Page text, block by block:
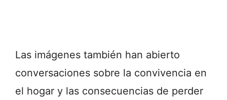
Las imágenes también han abierto
conversaciones sobre la convivencia en
el hogar y las consecuencias de perder